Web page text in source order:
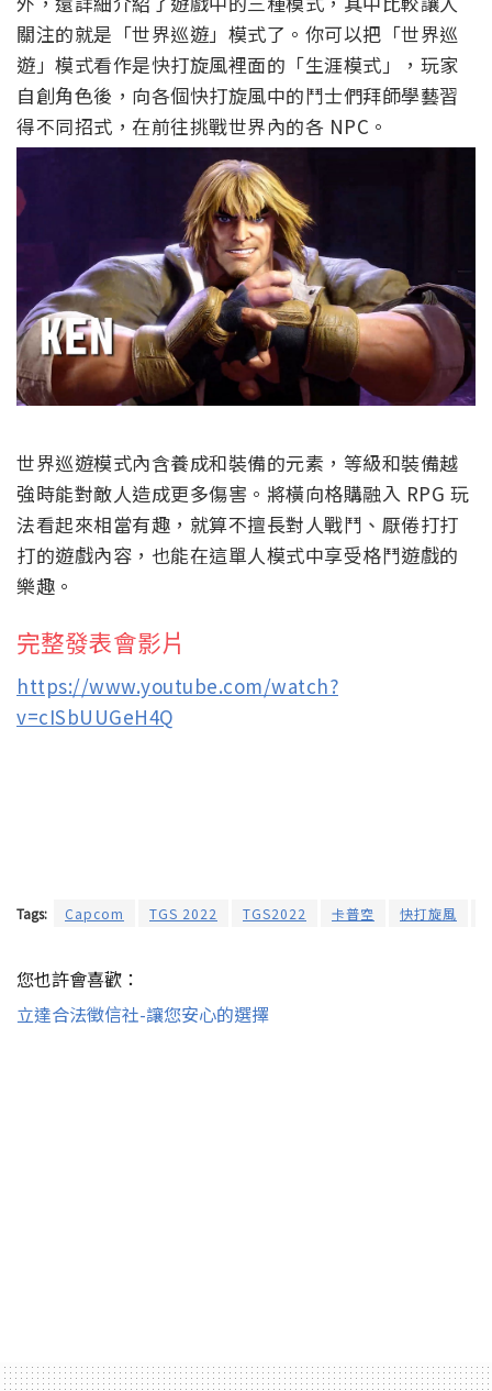
關注的就是「世界巡遊」模式了。你可以把「世界巡
遊」模式看作是快打旋風裡面的「生涯模式」，玩家
自創角色後，向各個快打旋風中的鬥士們拜師學藝習
得不同招式，在前往挑戰世界內的各 NPC。
世界巡遊模式內含養成和裝備的元素，等級和裝備越
強時能對敵人造成更多傷害。將橫向格購融入 RPG 玩
法看起來相當有趣，就算不擅長對人戰鬥、厭倦打打
打的遊戲內容，也能在這單人模式中享受格鬥遊戲的
樂趣。
完整發表會影片
https://www.youtube.com/watch?
v=cISbUUGeH4Q
Tags: Capcom TGS 2022 TGS2022 卡普空 快打旋風
您也許會喜歡：
立達合法徵信社-讓您安心的選擇